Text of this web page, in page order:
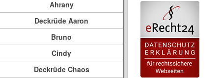
Ahrany
Deckrüde Aaron
Bruno
Cindy
Deckrüde Chaos